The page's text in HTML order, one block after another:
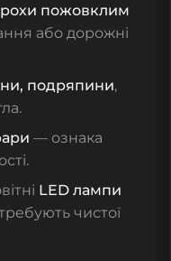
пожовклим
або дорожні
подряпини,
— ознака
LED лампи
чистої